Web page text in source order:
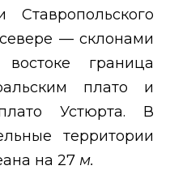
Ставропольского
— склонами
граница
плато и
Устюрта. В
территории
на 27 м.